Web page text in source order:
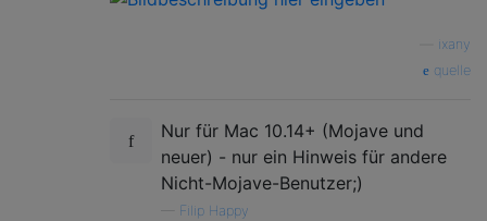
ixany
quelle
Nur für Mac 10.14+ (Mojave und
neuer) - nur ein Hinweis für andere
Nicht-Mojave-Benutzer;)
Filip Happy